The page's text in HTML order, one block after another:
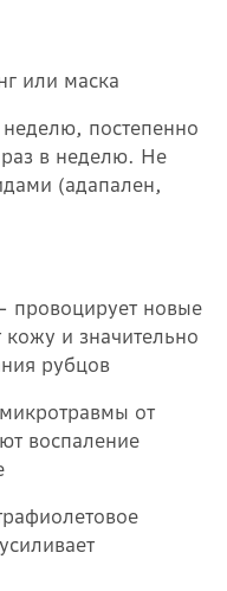
или маска
постепенно
раз в неделю. Не
(адапален,
провоцирует новые
и значительно
рубцов
от
воспаление